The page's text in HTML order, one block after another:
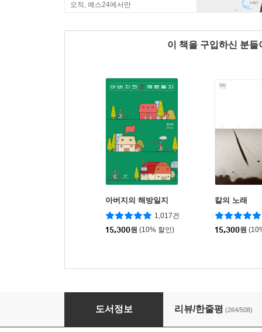
오직, 예스24에서만
이 책을 구입하신 분
아버지의 해방일지
1,017건
15,300원 (10% 할인)
칼의 노래
15,300원
도서정보 리뷰/한줄평 (264/508)